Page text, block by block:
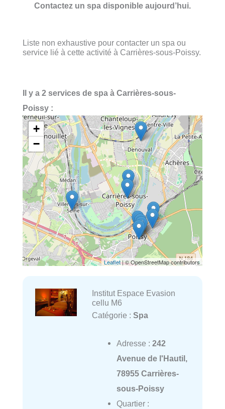
Contactez un spa disponible aujourd’hui.
Liste non exhaustive pour contacter un spa ou
service lié à cette activité à Carrières-sous-Poissy.
Il y a 2 services de spa à Carrières-sous-
Poissy :
+
−
Leaflet| © OpenStreetMap contributors
Institut Espace Evasion
cellu M6
Catégorie : Spa
Adresse : 242
Avenue de l'Hautil,
78955 Carrières-
sous-Poissy
Quartier :